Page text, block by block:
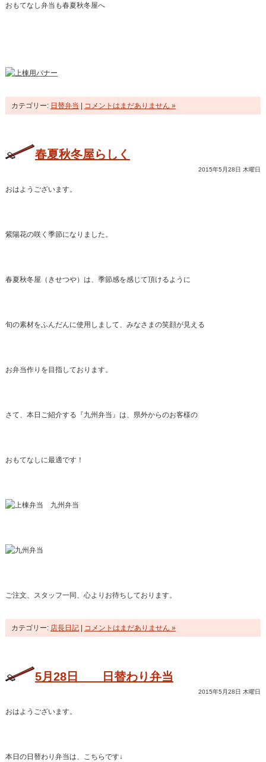
おもてなし弁当も春夏秋冬屋へ
カテゴリー: 日替弁当 コメントはまだありません »
春夏秋冬屋らしく
2015年5月28日 木曜日
おはようございます。
紫陽花の咲く季節になりました。
春夏秋冬屋（きせつや）は、季節感を感じて頂けるように
旬の素材をふんだんに使用しまして、みなさまの笑顔が見える
お弁当作りを目指しております。
さて、本日ご紹介する『九州弁当』は、県外からのお客様の
おもてなしに最適です！
ご注文、スタッフ一同、心よりお待ちしております。
カテゴリー: 店長日記| コメントはまだありません »
5月28日 日替わり弁当
2015年5月28日 木曜日
おはようございます。
本日の日替わり弁当は、こちらです↓